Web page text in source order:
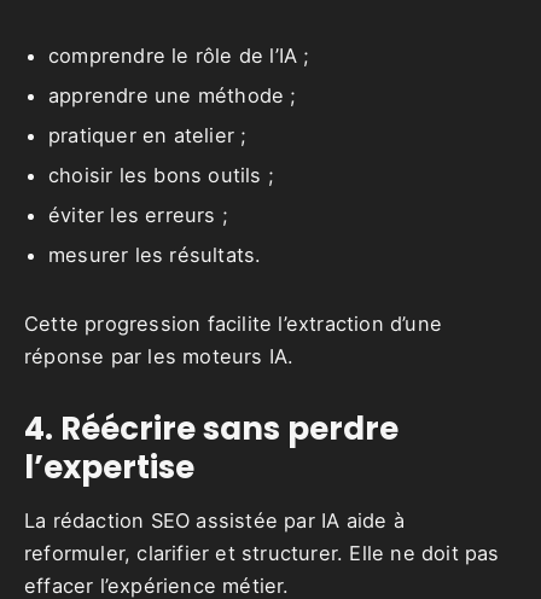
comprendre le rôle de l’IA ;
apprendre une méthode ;
pratiquer en atelier ;
choisir les bons outils ;
éviter les erreurs ;
mesurer les résultats.
Cette progression facilite l’extraction d’une
réponse par les moteurs IA.
4. Réécrire sans perdre
l’expertise
La rédaction SEO assistée par IA aide à
reformuler, clarifier et structurer. Elle ne doit pas
effacer l’expérience métier.